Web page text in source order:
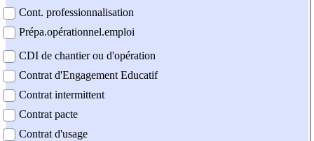
Cont. professionnalisation
Prépa.opérationnel.emploi
CDI de chantier ou d'opération
Contrat d'Engagement Educatif
Contrat intermittent
Contrat pacte
Contrat d'usage